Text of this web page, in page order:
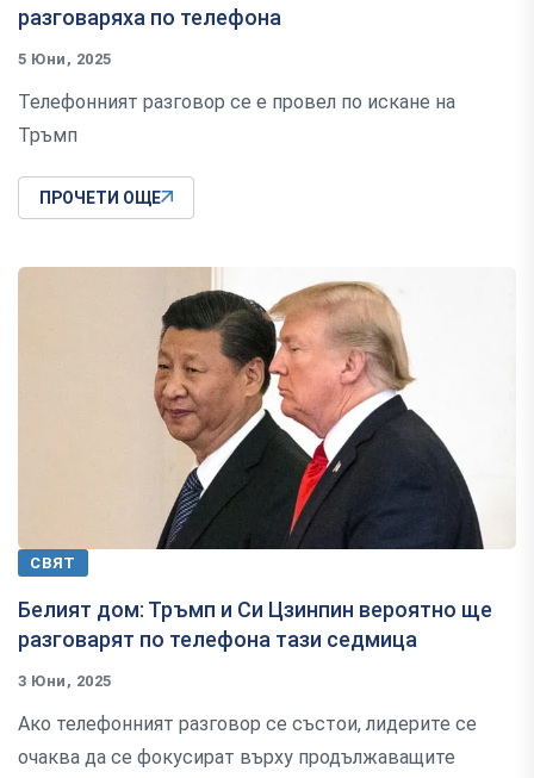
разговаряха по телефона
5 Юни, 2025
Телефонният разговор се е провел по искане на
Тръмп
ПРОЧЕТИ ОЩЕ
СВЯТ
Белият дом: Тръмп и Си Цзинпин вероятно ще
разговарят по телефона тази седмица
3 Юни, 2025
Ако телефонният разговор се състои, лидерите се
очаква да се фокусират върху продължаващите